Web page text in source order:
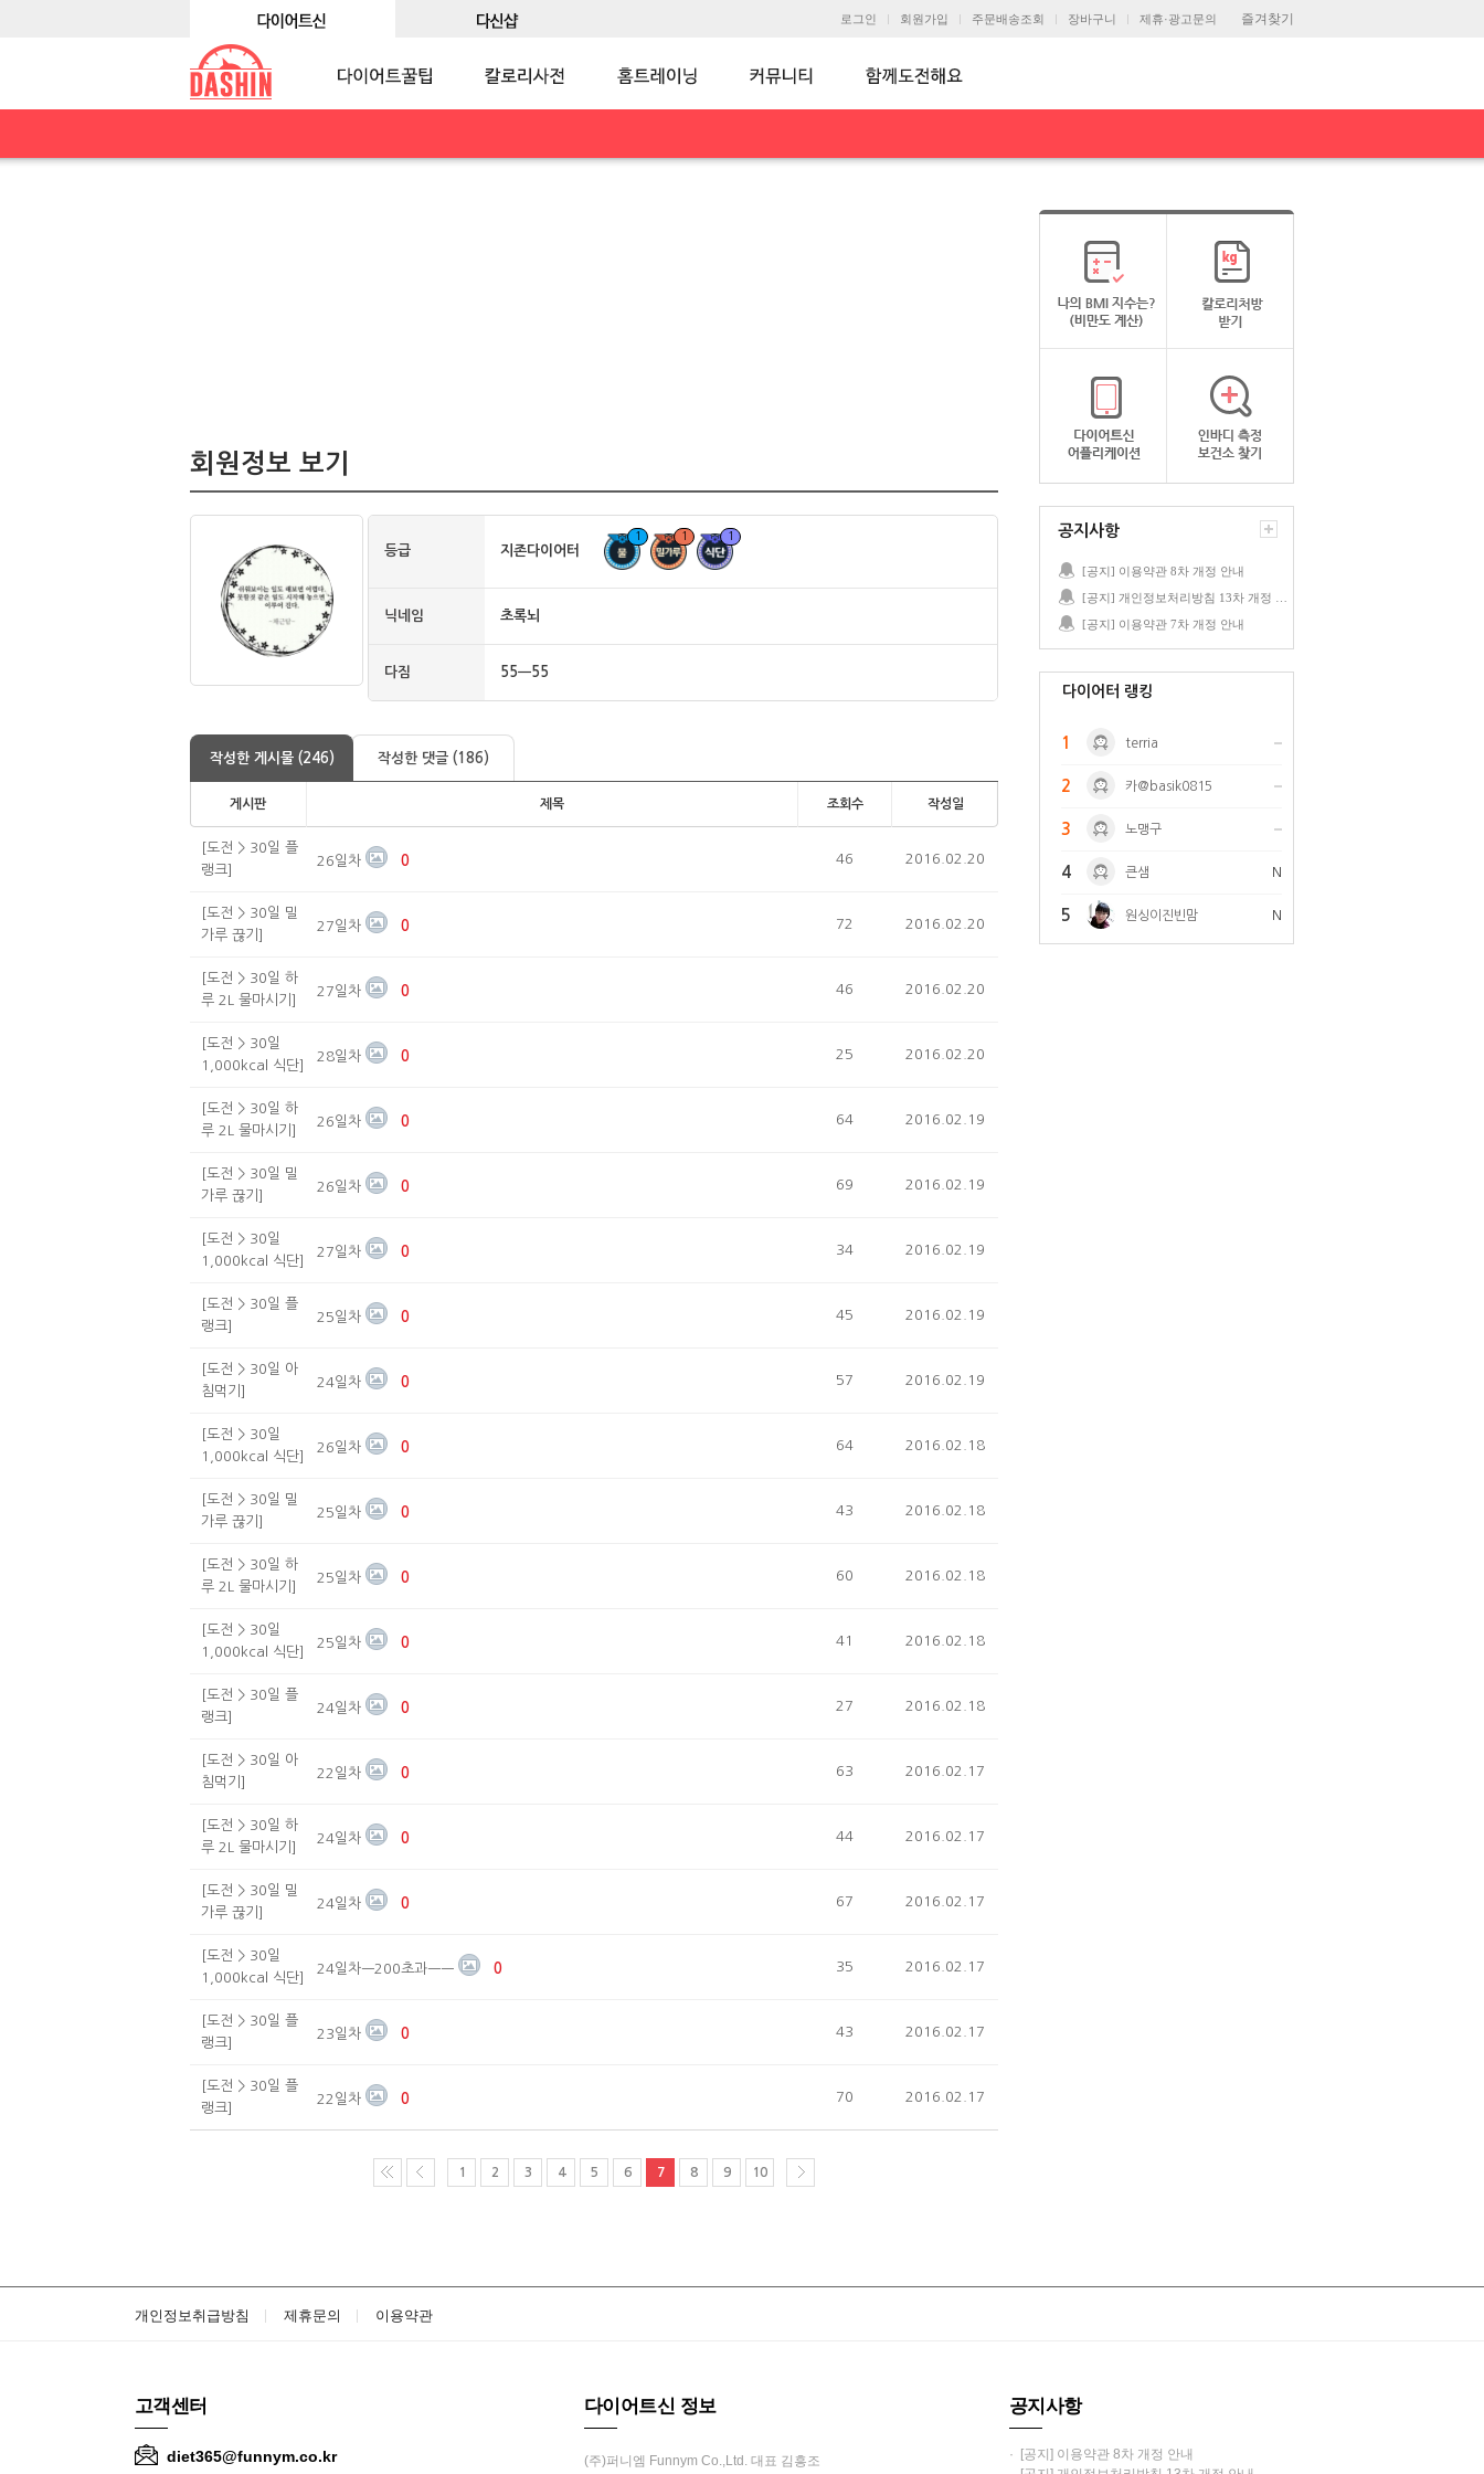
즐겨찾기
로그인 회원가입 주문배송조회 장바구니 제휴·광고문의
회원정보 보기
등급 지존다이어터
1 1 1
닉네임 초록뇌
다짐 55ㅡ55
작성한 게시물 (246) 작성한 댓글 (186)
게시판 제목 조회수 작성일
[도전 > 30일 플
랭크]
26일차 0 46 2016.02.20
[도전 > 30일 밀
가루 끊기]
27일차 0 72 2016.02.20
[도전 > 30일 하
루 2L 물마시기]
27일차 0 46 2016.02.20
[도전 > 30일
1,000kcal 식단]
28일차 0 25 2016.02.20
[도전 > 30일 하
루 2L 물마시기]
26일차 0 64 2016.02.19
[도전 > 30일 밀
가루 끊기]
26일차 0 69 2016.02.19
[도전 > 30일
1,000kcal 식단]
27일차 0 34 2016.02.19
[도전 > 30일 플
랭크]
25일차 0 45 2016.02.19
[도전 > 30일 아
침먹기]
24일차 0 57 2016.02.19
[도전 > 30일
1,000kcal 식단]
26일차 0 64 2016.02.18
[도전 > 30일 밀
가루 끊기]
25일차 0 43 2016.02.18
[도전 > 30일 하
루 2L 물마시기]
25일차 0 60 2016.02.18
[도전 > 30일
1,000kcal 식단]
25일차 0 41 2016.02.18
[도전 > 30일 플
랭크]
24일차 0 27 2016.02.18
[도전 > 30일 아
침먹기]
22일차 0 63 2016.02.17
[도전 > 30일 하
루 2L 물마시기]
24일차 0 44 2016.02.17
[도전 > 30일 밀
가루 끊기]
24일차 0 67 2016.02.17
[도전 > 30일
1,000kcal 식단]
24일차ㅡ200초과ㅡㅡ 0 35 2016.02.17
[도전 > 30일 플
랭크]
23일차 0 43 2016.02.17
[도전 > 30일 플
랭크]
22일차 0 70 2016.02.17
1 2 3 4 5 6 7 8 9 10
공지사항
[공지] 이용약관 8차 개정 안내
[공지] 이용약관 7차 개정 안내
다이어터 랭킹
1 terria
2 카@basik0815
3 노맹구
4 큰샘 N
5 원싱이진빈맘 N
개인정보취급방침 제휴문의 이용약관
고객센터
diet365@funnym.co.kr
다이어트신 정보
(주)퍼니엠 Funnym Co.,Ltd. 대표 김흥조
공지사항
· [공지] 이용약관 8차 개정 안내